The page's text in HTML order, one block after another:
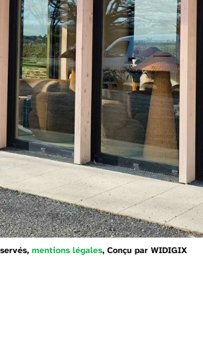
mentions légales, Conçu par WIDIGIX